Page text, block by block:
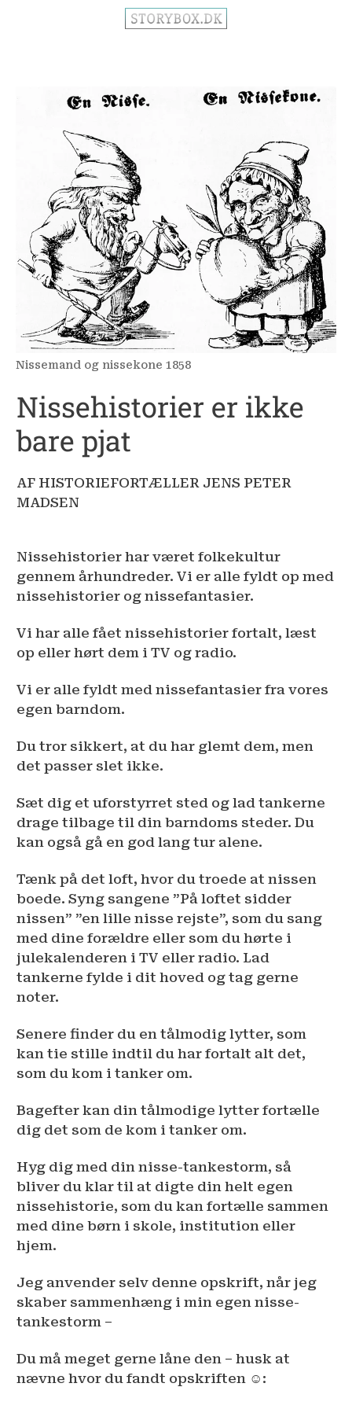
Nissemand og nissekone 1858
Nissehistorier er ikke
bare pjat
AF HISTORIEFORTÆLLER JENS PETER
MADSEN
Nissehistorier har været folkekultur
gennem århundreder. Vi er alle fyldt op med
nissehistorier og nissefantasier.
Vi har alle fået nissehistorier fortalt, læst
op eller hørt dem i TV og radio.
Vi er alle fyldt med nissefantasier fra vores
egen barndom.
Du tror sikkert, at du har glemt dem, men
det passer slet ikke.
Sæt dig et uforstyrret sted og lad tankerne
drage tilbage til din barndoms steder. Du
kan også gå en god lang tur alene.
Tænk på det loft, hvor du troede at nissen
boede. Syng sangene ”På loftet sidder
nissen” ”en lille nisse rejste”, som du sang
med dine forældre eller som du hørte i
julekalenderen i TV eller radio. Lad
tankerne fylde i dit hoved og tag gerne
noter.
Senere finder du en tålmodig lytter, som
kan tie stille indtil du har fortalt alt det,
som du kom i tanker om.
Bagefter kan din tålmodige lytter fortælle
dig det som de kom i tanker om.
Hyg dig med din nisse-tankestorm, så
bliver du klar til at digte din helt egen
nissehistorie, som du kan fortælle sammen
med dine børn i skole, institution eller
hjem.
Jeg anvender selv denne opskrift, når jeg
skaber sammenhæng i min egen nisse-
tankestorm –
Du må meget gerne låne den – husk at
nævne hvor du fandt opskriften ☺: